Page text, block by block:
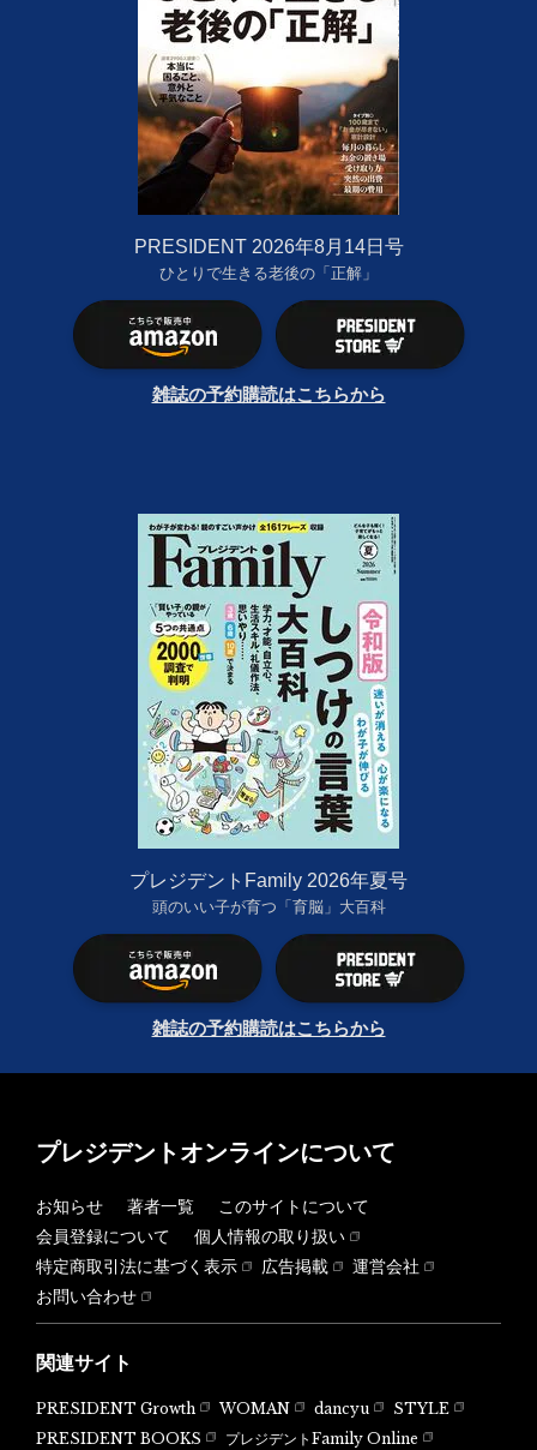
PRESIDENT 2026年8月14日号
ひとりで生きる老後の「正解」
雑誌の予約購読はこちらから
プレジデントFamily 2026年夏号
頭のいい子が育つ「育脳」大百科
雑誌の予約購読はこちらから
プレジデントオンラインについて
お知らせ 著者一覧
このサイトについて
会員登録について
個人情報の取り扱い
特定商取引法に基づく表示
広告掲載
運営会社
お問い合わせ
関連サイト
PRESIDENT Growth WOMAN dancyu
STYLE
PRESIDENT BOOKS
プレジデントFamily Online